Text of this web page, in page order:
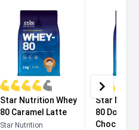
Star Nutrition Whey
80 Caramel Latte
Star Nutrition
Star
80 Double
Chocolate